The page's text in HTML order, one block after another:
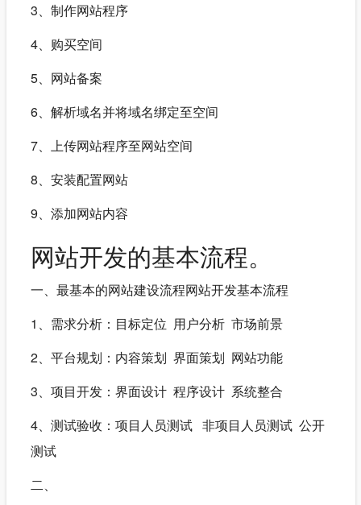
3、制作网站程序
4、购买空间
5、网站备案
6、解析域名并将域名绑定至空间
7、上传网站程序至网站空间
8、安装配置网站
9、添加网站内容
网站开发的基本流程。
一、最基本的网站建设流程网站开发基本流程
1、需求分析：目标定位 用户分析 市场前景
2、平台规划：内容策划 界面策划 网站功能
3、项目开发：界面设计 程序设计 系统整合
4、测试验收：项目人员测试 非项目人员测试 公开
测试
二、